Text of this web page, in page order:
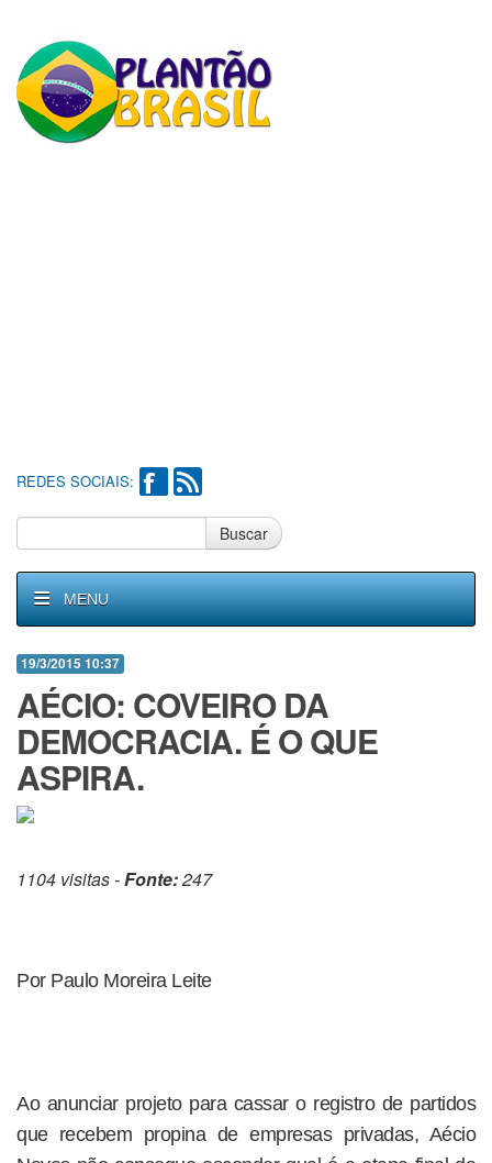
REDES SOCIAIS:
Buscar
MENU
19/3/2015 10:37
AÉCIO: COVEIRO DA
DEMOCRACIA. É O QUE
ASPIRA.
1104 visitas -Fonte:247
Por Paulo Moreira Leite
Ao anunciar projeto para cassar o registro de partidos
que recebem propina de empresas privadas, Aécio